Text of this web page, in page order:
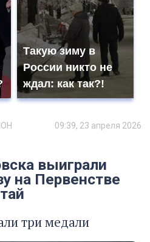
Такую зиму в
России никто не
ждал: как так?!
09:39, 23 апреля 2026
выиграли
на Первенстве
три медали